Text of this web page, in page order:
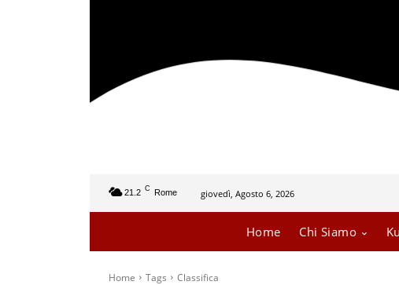
21.2 C Rome giovedì, Agosto 6, 2026
Home Chi Siamo
Home Tags Classifica